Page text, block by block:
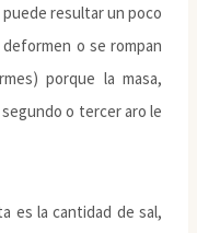
puede resultar un poco
o se rompan
porque la masa,
o tercer aro le
es la cantidad de sal,